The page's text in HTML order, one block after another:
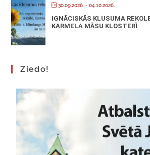
30.09.2026. - 04.10.2026.
IGNĀCISKĀS KLUSUMA
KARMELA MĀSU KLOSTERĪ
Ziedo!